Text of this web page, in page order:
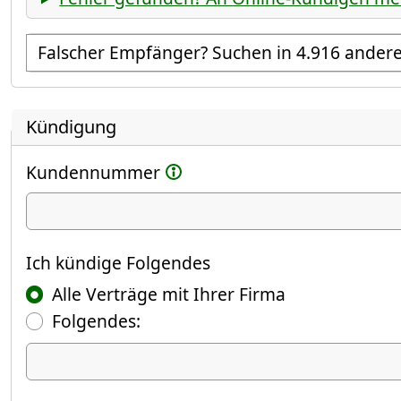
Empfänger suchen
Kündigung
Kundennummer
Ich kündige
Ich kündige Folgendes
Alle Verträge mit Ihrer Firma
Folgendes:
Ich kündige Folgendes